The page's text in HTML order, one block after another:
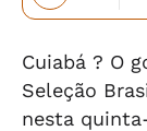
Cuiabá ? O
Seleção
nesta